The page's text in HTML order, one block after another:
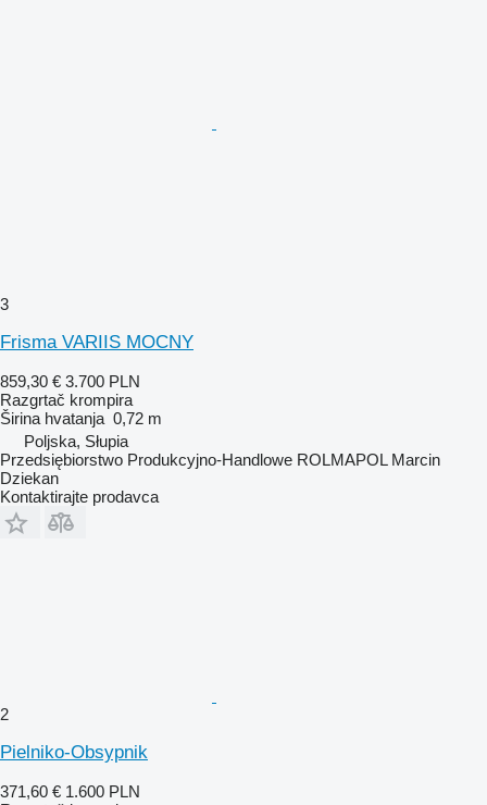
3
Frisma VARIIS MOCNY
859,30 € 3.700 PLN
Razgrtač krompira
Širina hvatanja 0,72 m
Poljska, Słupia
Przedsiębiorstwo Produkcyjno-Handlowe ROLMAPOL Marcin
Dziekan
Kontaktirajte prodavca
2
Pielniko-Obsypnik
371,60 € 1.600 PLN